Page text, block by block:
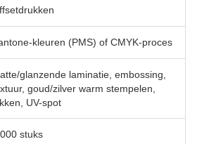
kleuren (PMS) of CMYK-proces
glanzende laminatie, embossing,
goud/zilver warm stempelen,
UV-spot
stuks